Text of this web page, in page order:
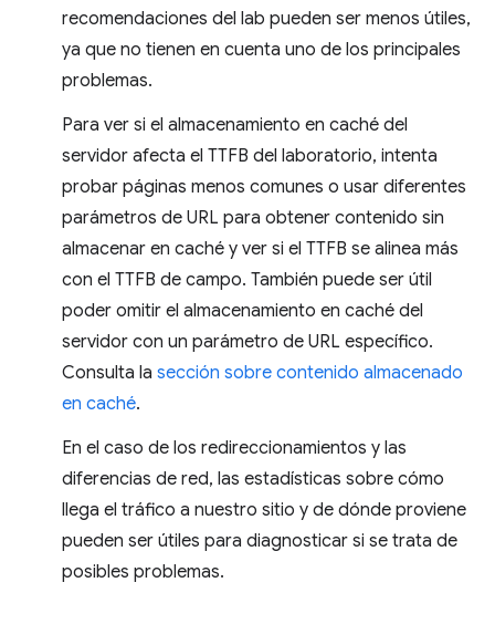
recomendaciones del lab pueden ser menos útiles,
ya que no tienen en cuenta uno de los principales
problemas.
Para ver si el almacenamiento en caché del
servidor afecta el TTFB del laboratorio, intenta
probar páginas menos comunes o usar diferentes
parámetros de URL para obtener contenido sin
almacenar en caché y ver si el TTFB se alinea más
con el TTFB de campo. También puede ser útil
poder omitir el almacenamiento en caché del
servidor con un parámetro de URL específico.
Consulta la sección sobre contenido almacenado
en caché.
En el caso de los redireccionamientos y las
diferencias de red, las estadísticas sobre cómo
llega el tráfico a nuestro sitio y de dónde proviene
pueden ser útiles para diagnosticar si se trata de
posibles problemas.